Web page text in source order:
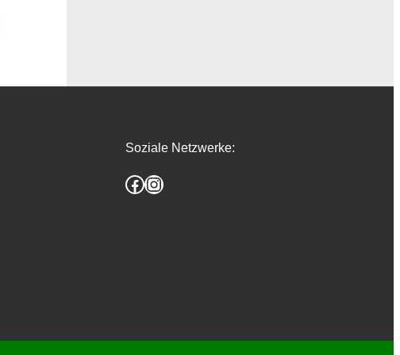
Soziale Netzwerke:
Facebook Instagram